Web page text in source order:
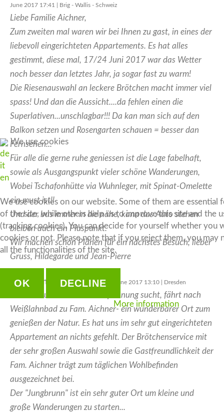
June 2017 17:41 | Brig - Wallis - Schweiz
Liebe Familie Aichner,
Zum zweiten mal waren wir bei Ihnen zu gast, in eines der
liebevoll eingerichteten Appartements. Es hat alles
gestimmt, diese mal, 17/24 Juni 2017 war das Wetter
noch besser dan letztes Jahr, ja sogar fast zu warm!
Die Riesenauswahl an leckere Brötchen macht immer viel
spass! Und dan die Aussicht....da fehlen einen die
Superlativen...unschlagbar!!! Da kan man sich auf den
Balkon setzen und Rosengarten schauen = besser dan
Fernsehen...
Für alle die gerne ruhe geniessen ist die Lage fabelhaft,
sowie als Ausgangspunkt vieler schöne Wanderungen,
Wobei Tschafonhütte via Wuhnleger, mit Spinat-Omelette
ein must ist!!
Und der bus immer in die nähe, kann das Auto stehen
bleiben auch ein Pluspunkt.
Wir machen schon Plänen für ein nächstes Besuch, lieber
Gruss, Hildegarde und Jean-Pierre
Jürgen und Gabi Tuesday, 20 June 2017 13:10 | Dresden
Wer die Ruhe liebt und Entspannung sucht, fährt nach
Weißlahnbad zu Fam. Aichner- ein wunderbarer Ort zum
genießen der Natur. Es hat uns im sehr gut eingerichteten
Appartement an nichts gefehlt. Der Brötchenservice mit
der sehr großen Auswahl sowie die Gastfreundlichkeit der
Fam. Aichner trägt zum täglichen Wohlbefinden
ausgezeichnet bei.
Der "Jungbrunn" ist ein sehr guter Ort um kleine und
große Wanderungen zu starten...
We use cookies
de
it
en
We use cookies on our website. Some of them are essential
of the site, while others help us to improve this site and the
(tracking cookies). You can decide for yourself whether you
cookies or not. Please note that if you reject them, you may
all the functionalities of the site.
OK DECLINE
More information